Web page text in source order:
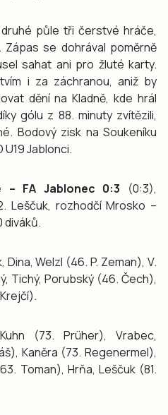
půle tři čerstvé hráče,
se dohrával poměrně
sahat ani pro žluté karty.
i za záchranou, aniž by
dění na Kladně, kde hrál
gólu z 88. minuty zvítězili,
Bodový zisk na Soukeníku
U19 Jablonci.
– FA Jablonec 0:3 (0:3),
Leščuk, rozhodčí Mrosko –
diváků.
Dina, Welzl (46. P. Zeman), V.
Tichý, Porubský (46. Čech),
(73. Prüher), Vrabec,
Kaněra (73. Regenermel),
Toman), Hrňa, Leščuk (81.